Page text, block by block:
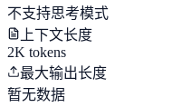
不支持思考模式
上下文长度
2K tokens
最大输出长度
暂无数据